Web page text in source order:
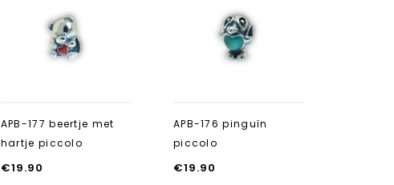
APB-177 beertje met
hartje piccolo
€19.90
APB-176 pinguïn
piccolo
€19.90